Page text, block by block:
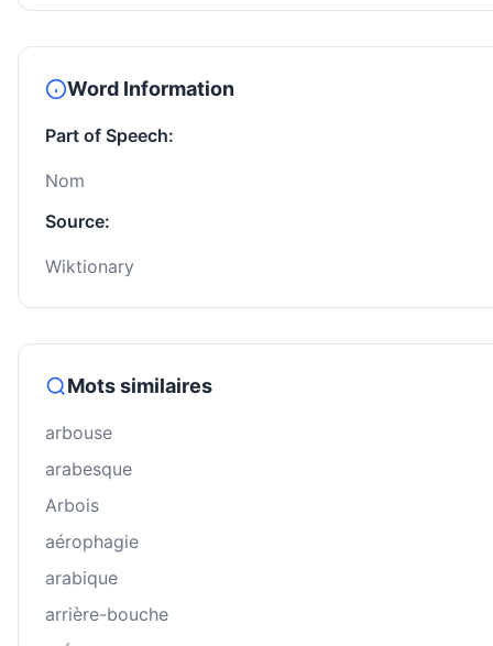
Word Information
Part of Speech:
Nom
Source:
Wiktionary
Mots similaires
arbouse
arabesque
Arbois
aérophagie
arabique
arrière-bouche